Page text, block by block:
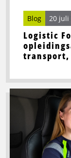
Logistic
transport,
Blog 20 juli
leiderschap
Lees
Beste
wegrestaurants